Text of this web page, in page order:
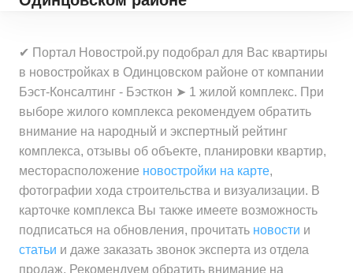
✔ Портал Новострой.ру подобрал для Вас квартиры
в новостройках в Одинцовском районе от компании
Бэст-Консалтинг - Бэсткон ➤ 1 жилой комплекс. При
выборе жилого комплекса рекомендуем обратить
внимание на народный и экспертный рейтинг
комплекса, отзывы об объекте, планировки квартир,
месторасположение новостройки на карте,
фотографии хода строительства и визуализации. В
карточке комплекса Вы также имеете возможность
подписаться на обновления, прочитать новости и
статьи и даже заказать звонок эксперта из отдела
продаж. Рекомендуем обратить внимание на